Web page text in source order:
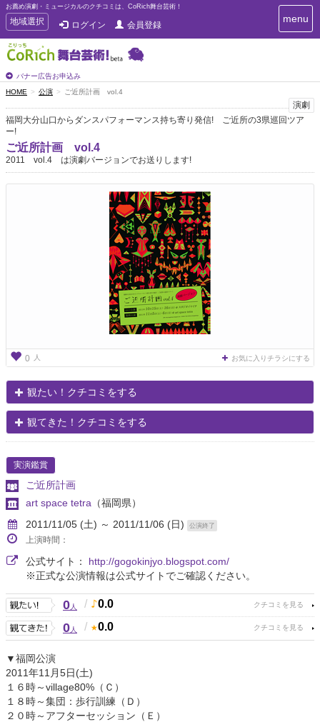
お薦め演劇・ミュージカルのクチコミは、CoRich舞台芸術！
T
o
g
g
e
n
a
v
i
g
a
地域選択 ログイン 会員登録
バナー広告お申込み
T
o
a
a
menu
HOME 公演 ご近所計画 vol.4
演劇
福岡大分山口からダンスパフォーマンス持ち寄り発信! ご近所の3県巡回ツア
ー!
ご近所計画 vol.4
2011 vol.4 は演劇バージョンでお送りします!
0 人 お気に入りチラシにする
観たい！クチコミをする
観てきた！クチコミをする
実演鑑賞
ご近所計画
art space tetra （福岡県）
2011/11/05 (土) ～ 2011/11/06 (日)
公演終了
上演時間：
公式サイト： http://gogokinjyo.blogspot.com/
※正式な公演情報は公式サイトでご確認ください。
0人 / 0.0
0人 / 0.0
▼福岡公演
2011年11月5日(土)
１６時～village80%（Ｃ）
１８時～集団：歩行訓練（Ｄ）
２０時～アフターセッション（Ｅ）